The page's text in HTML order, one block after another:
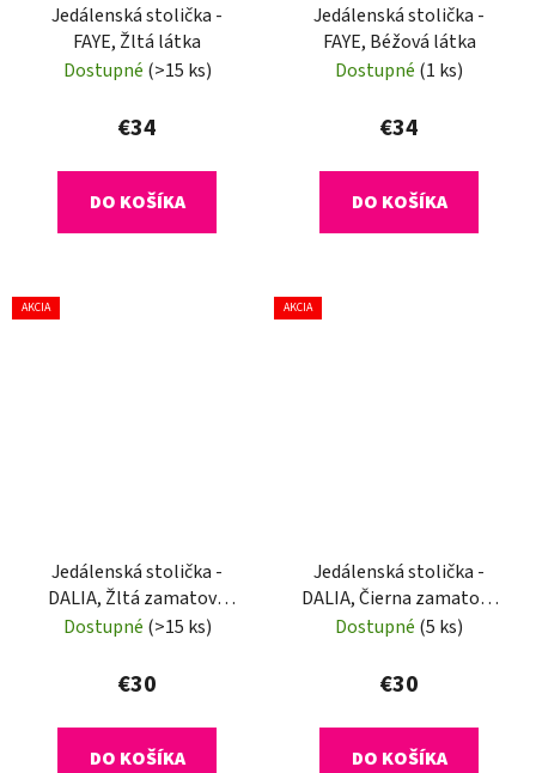
Jedálenská stolička -
FAYE, Žltá látka
Dostupné (>15 ks)
€34
DO KOŠÍKA
Jedálenská stolička -
FAYE, Béžová látka
Dostupné (1 ks)
€34
DO KOŠÍKA
AKCIA
Jedálenská stolička -
DALIA, Žltá zamatová
látka
Dostupné (>15 ks)
€30
DO KOŠÍKA
AKCIA
Jedálenská stolička -
DALIA, Čierna zamatová
látka
Dostupné (5 ks)
€30
DO KOŠÍKA